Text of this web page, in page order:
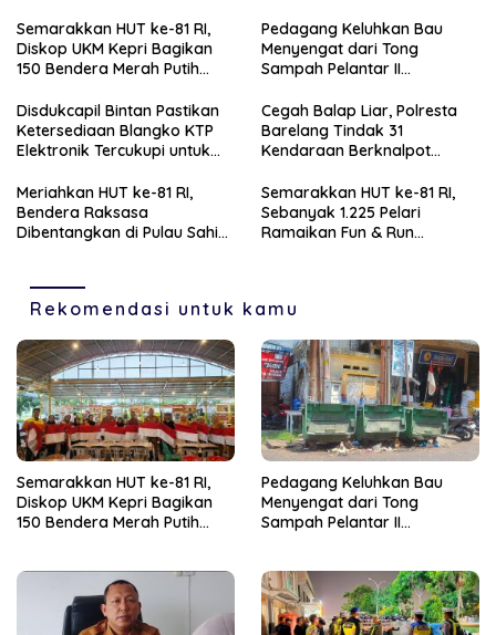
Semarakkan HUT ke-81 RI,
Diskop UKM Kepri Bagikan
150 Bendera Merah Putih
Bintan
Pedagang Keluhkan Bau
Menyengat dari Tong
Sampah Pelantar II
Kenyamanan Sekitar
Disdukcapil Bintan Pastikan
Ketersediaan Blangko KTP
Elektronik Tercukupi untuk
Masyarakat
Cegah Balap Liar, Polresta
Barelang Tindak 31
Kendaraan Berknalpot
Meriahkan HUT ke-81 RI,
Bendera Raksasa
Dibentangkan di Pulau Sahi
Semarakkan HUT ke-81 RI,
Sebanyak 1.225 Pelari
Ramaikan Fun & Run
Rekomendasi untuk kamu
Semarakkan HUT ke-81 RI,
Diskop UKM Kepri Bagikan
150 Bendera Merah Putih
Pedagang Keluhkan Bau
Menyengat dari Tong
Sampah Pelantar II